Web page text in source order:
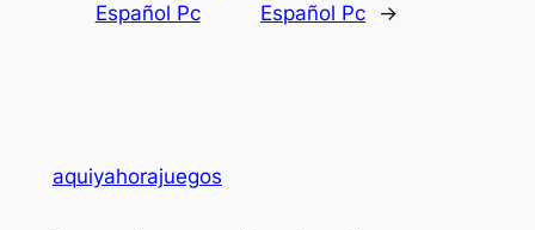
Español Pc
Español Pc
→
aquiyahorajuegos